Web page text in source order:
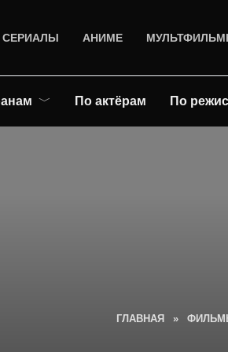
СЕРИАЛЫ АНИМЕ
По актёрам По
ГЛАВНАЯ »